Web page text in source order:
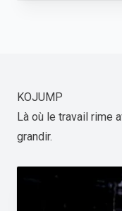
KOJUMP
Là où le travail rime
grandir.